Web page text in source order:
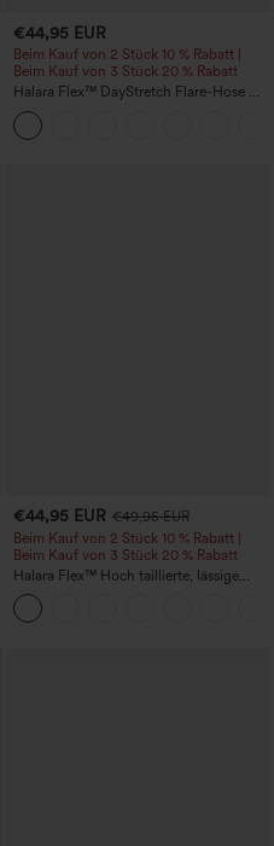
€44,95 EUR
Beim Kauf von 2 Stück 10 % Rabatt |
Beim Kauf von 3 Stück 20 % Rabatt
Halara Flex™ DayStretch Flare-Hose mit
hohem Bund und Taschen für die Arbeit
€44,95 EUR €49,95 EUR
Beim Kauf von 2 Stück 10 % Rabatt |
Beim Kauf von 3 Stück 20 % Rabatt
Halara Flex™ Hoch taillierte, lässige
Jeans mit Taschen, umgekrempeltem
Saum, weitem Bein und verwaschenem
Finish